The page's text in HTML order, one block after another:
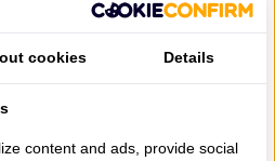
niet en heeft een dikte van 2 à 3 mm,
cookies Details
content and ads, provide social